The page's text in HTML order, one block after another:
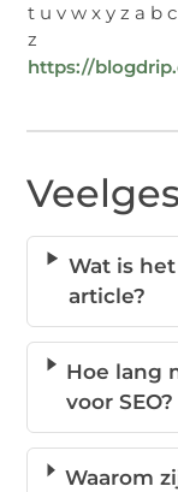
t u v w x y z a b
z
https://
Wat is
article?
Hoe lang
voor SEO?
Waarom